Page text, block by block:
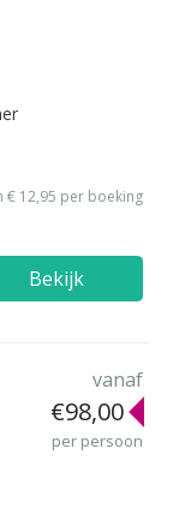
€ 12,95 per boeking
Bekijk
vanaf
€98,00
per persoon